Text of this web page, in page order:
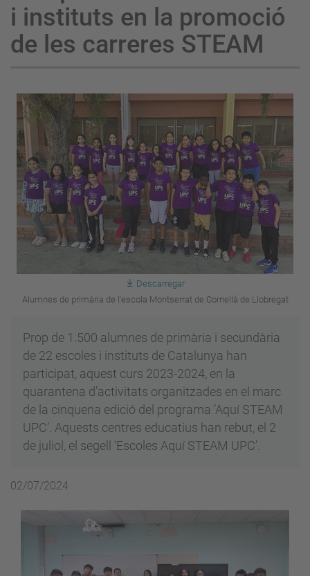
i instituts en la promoció
de les carreres STEAM
Descarregar
Alumnes de primària de l'escola Montserrat de Cornellà de Llobregat
Prop de 1.500 alumnes de primària i secundària
de 22 escoles i instituts de Catalunya han
participat, aquest curs 2023-2024, en la
quarantena d’activitats organitzades en el marc
de la cinquena edició del programa ’Aquí STEAM
UPC’. Aquests centres educatius han rebut, el 2
de juliol, el segell ‘Escoles Aquí STEAM UPC’.
02/07/2024